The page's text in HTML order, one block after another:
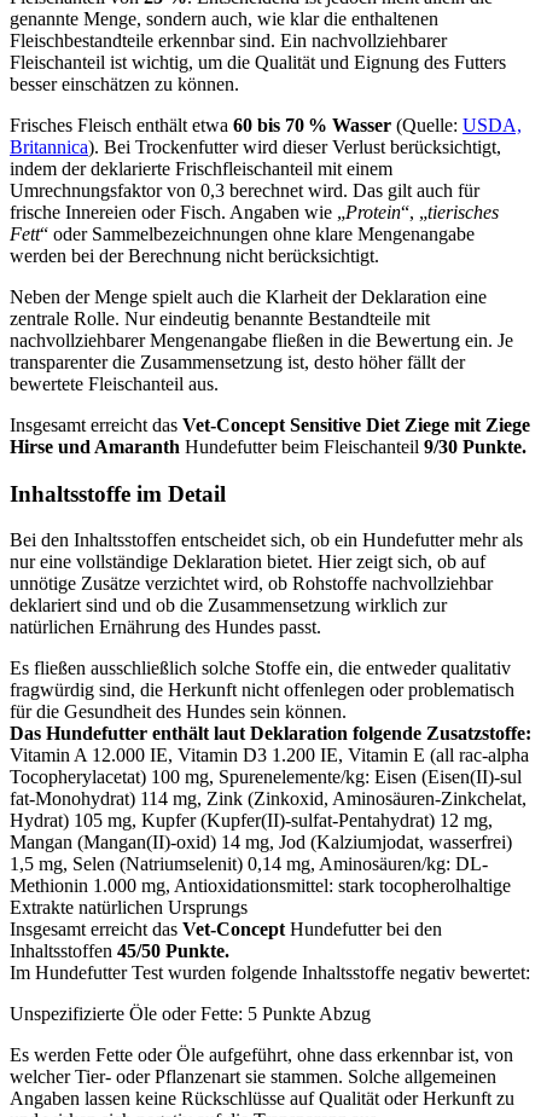
genannte Menge, sondern auch, wie klar die enthaltenen
Fleischbestandteile erkennbar sind. Ein nachvollziehbarer
Fleischanteil ist wichtig, um die Qualität und Eignung des Futters
besser einschätzen zu können.
Frisches Fleisch enthält etwa 60 bis 70 % Wasser (Quelle: USDA,
Britannica). Bei Trockenfutter wird dieser Verlust berücksichtigt,
indem der deklarierte Frischfleischanteil mit einem
Umrechnungsfaktor von 0,3 berechnet wird. Das gilt auch für
frische Innereien oder Fisch. Angaben wie „Protein“, „tierisches
Fett“ oder Sammelbezeichnungen ohne klare Mengenangabe
werden bei der Berechnung nicht berücksichtigt.
Neben der Menge spielt auch die Klarheit der Deklaration eine
zentrale Rolle. Nur eindeutig benannte Bestandteile mit
nachvollziehbarer Mengenangabe fließen in die Bewertung ein. Je
transparenter die Zusammensetzung ist, desto höher fällt der
bewertete Fleischanteil aus.
Insgesamt erreicht das Vet-Concept Sensitive Diet Ziege mit Ziege
Hirse und Amaranth Hundefutter beim Fleischanteil 9/30 Punkte.
Inhaltsstoffe im Detail
Bei den Inhaltsstoffen entscheidet sich, ob ein Hundefutter mehr als
nur eine vollständige Deklaration bietet. Hier zeigt sich, ob auf
unnötige Zusätze verzichtet wird, ob Rohstoffe nachvollziehbar
deklariert sind und ob die Zusammensetzung wirklich zur
natürlichen Ernährung des Hundes passt.
Es fließen ausschließlich solche Stoffe ein, die entweder qualitativ
fragwürdig sind, die Herkunft nicht offenlegen oder problematisch
für die Gesundheit des Hundes sein können.
Das Hundefutter enthält laut Deklaration folgende Zusatzstoffe:
Vitamin A 12.000 IE, Vitamin D3 1.200 IE, Vitamin E (all rac-alpha
Tocopherylacetat) 100 mg, Spurenelemente/kg: Eisen (Eisen(II)-sul
fat-Monohydrat) 114 mg, Zink (Zinkoxid, Aminosäuren-Zinkchelat,
Hydrat) 105 mg, Kupfer (Kupfer(II)-sulfat-Pentahydrat) 12 mg,
Mangan (Mangan(II)-oxid) 14 mg, Jod (Kalziumjodat, wasserfrei)
1,5 mg, Selen (Natriumselenit) 0,14 mg, Aminosäuren/kg: DL-
Methionin 1.000 mg, Antioxidationsmittel: stark tocopherolhaltige
Extrakte natürlichen Ursprungs
Insgesamt erreicht das Vet-Concept Hundefutter bei den
Inhaltsstoffen 45/50 Punkte.
Im Hundefutter Test wurden folgende Inhaltsstoffe negativ bewertet:
Unspezifizierte Öle oder Fette: 5 Punkte Abzug
Es werden Fette oder Öle aufgeführt, ohne dass erkennbar ist, von
welcher Tier- oder Pflanzenart sie stammen. Solche allgemeinen
Angaben lassen keine Rückschlüsse auf Qualität oder Herkunft zu